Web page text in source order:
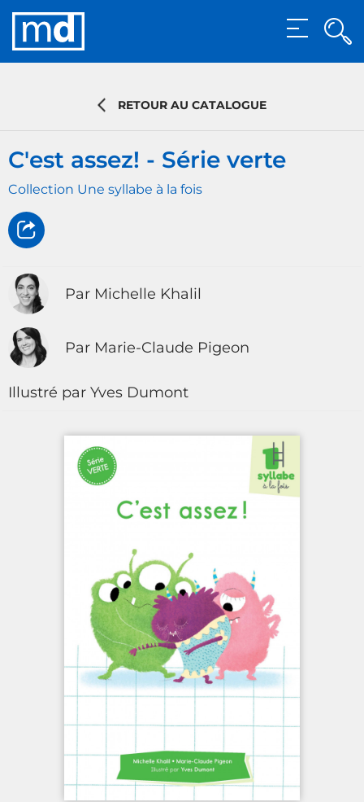
MENU
RETOUR AU CATALOGUE
C'est assez! - Série verte
Collection Une syllabe à la fois
Par Michelle Khalil
Par Marie-Claude Pigeon
Illustré par Yves Dumont